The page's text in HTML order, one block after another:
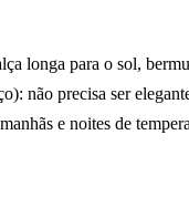
longa para o sol,
não precisa ser
e noites de